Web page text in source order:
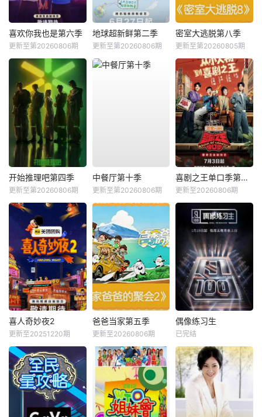
喜欢你我也是第六季
更新至第20260806期
地球超新鲜第二季
更新至第20260806期
密室大逃脱第八季
更新至第20260805期
开始推理吧第四季
更新至第20260806期
中餐厅第十季
更新至第20260806期
喜剧之王单口季第三季
更新至20260806期
喜人奇妙夜2
更新至20251220期
爸爸当家第五季
更新至20260806期
偶像练习生
已完结